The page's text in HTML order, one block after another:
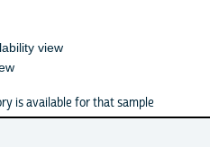
view
is available for that sample